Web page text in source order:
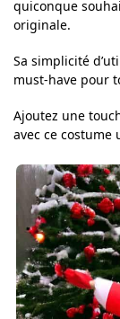
quiconque
originale.
Sa simplicité
must-have pour
Ajoutez une
avec ce costume